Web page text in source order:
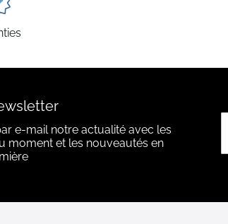
e-mail notre actualité avec les
moment et les nouveautés en
: